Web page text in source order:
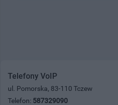
Telefony VoIP
ul. Pomorska, 83-110 Tczew
Telefon: 587329090